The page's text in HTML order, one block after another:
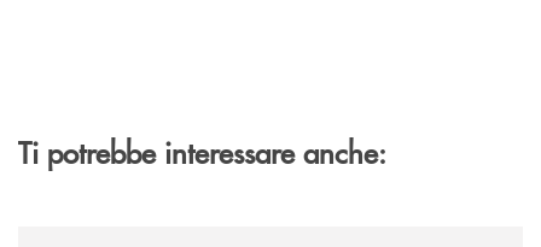
Ti potrebbe interessare anche: